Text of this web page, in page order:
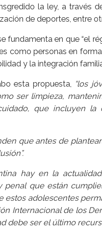
la ley, a través
de deportes, entre
fundamenta en que “el
como personas en
y la integración
esta propuesta, “los
ser limpieza,
que incluyen la
que antes de
hay en la
que están
adolescentes
Internacional de los
debe ser el último